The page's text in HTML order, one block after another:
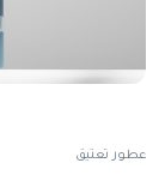
عطور تعتيق